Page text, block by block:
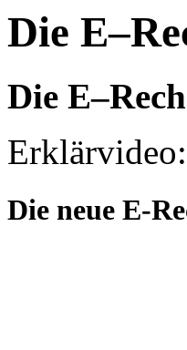
Die
Die
Erklärvideo:
Die neue E-